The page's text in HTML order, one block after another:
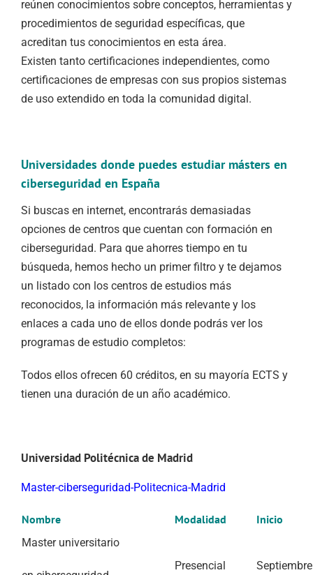
reúnen conocimientos sobre conceptos, herramientas y
procedimientos de seguridad específicas, que
acreditan tus conocimientos en esta área.
Existen tanto certificaciones independientes, como
certificaciones de empresas con sus propios sistemas
de uso extendido en toda la comunidad digital.
Universidades donde puedes estudiar másters en
ciberseguridad en España
Si buscas en internet, encontrarás demasiadas
opciones de centros que cuentan con formación en
ciberseguridad. Para que ahorres tiempo en tu
búsqueda, hemos hecho un primer filtro y te dejamos
un listado con los centros de estudios más
reconocidos, la información más relevante y los
enlaces a cada uno de ellos donde podrás ver los
programas de estudio completos:
Todos ellos ofrecen 60 créditos, en su mayoría ECTS y
tienen una duración de un año académico.
Universidad Politécnica de Madrid
Master-ciberseguridad-Politecnica-Madrid
Nombre Modalidad Inicio
Master universitario
Presencial Septiembre